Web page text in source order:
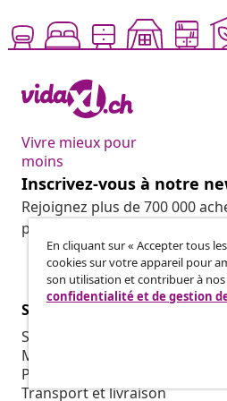
Vivre mieux pour
moins
Inscrivez-vous à notre
Rejoignez plus de 700 000
promotions saisonnières et
Service Clients
Suivez votre commande
Mon compte
Paiement
Transport et livraison
En cliquant sur « Accepter tous
cookies sur votre appareil pour
son utilisation et contribuer à
confidentialité et de gestion